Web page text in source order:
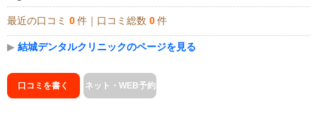
最近の口コミ 0 件｜口コミ総数 0 件
▶ 結城デンタルクリニックのページを見る
口コミを書く ネット・WEB予約